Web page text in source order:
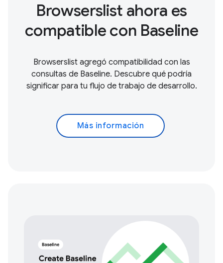
Browserslist ahora es
compatible con Baseline
Browserslist agregó compatibilidad con las
consultas de Baseline. Descubre qué podría
significar para tu flujo de trabajo de desarrollo.
Más información